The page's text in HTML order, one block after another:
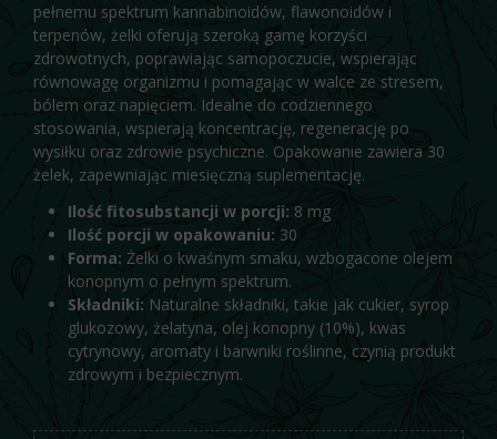
pełnemu spektrum kannabinoidów, flawonoidów i
terpenów, żelki oferują szeroką gamę korzyści
zdrowotnych, poprawiając samopoczucie, wspierając
równowagę organizmu i pomagając w walce ze stresem,
bólem oraz napięciem. Idealne do codziennego
stosowania, wspierają koncentrację, regenerację po
wysiłku oraz zdrowie psychiczne. Opakowanie zawiera 30
żelek, zapewniając miesięczną suplementację.
Ilość fitosubstancji w porcji: 8 mg
Ilość porcji w opakowaniu: 30
Forma: Żelki o kwaśnym smaku, wzbogacone olejem
konopnym o pełnym spektrum.
Składniki: Naturalne składniki, takie jak cukier, syrop
glukozowy, żelatyna, olej konopny (10%), kwas
cytrynowy, aromaty i barwniki roślinne, czynią produkt
zdrowym i bezpiecznym.